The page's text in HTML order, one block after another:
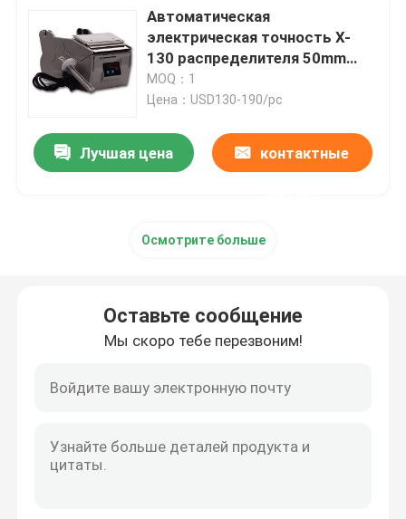
Дом
Продукты
Автоматическая
электрическая точность X-
130 распределителя 50mm
ярлыка С ЗАТВОРОМ
MOQ：1
Цена：USD130-190/pc
Лучшая цена контактные
Осмотрите больше
Оставьте сообщение
Мы скоро тебе перезвоним!